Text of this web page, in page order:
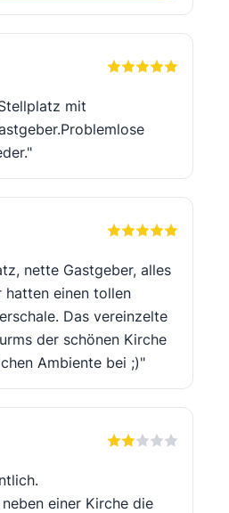
mit
nette Gastgeber, alles
einen tollen
Das vereinzelte
der schönen Kirche
Ambiente bei ;)"
einer Kirche die